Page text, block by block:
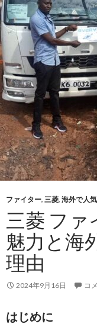
取
な
ら
必
見！
三
菱
ス
ー
パ
ー
グ
レ
ー
の
高
価
ファイター, 三菱, 海外で人
三菱 ファ
魅力と海
理由
2024年9月16日 コ
はじめに